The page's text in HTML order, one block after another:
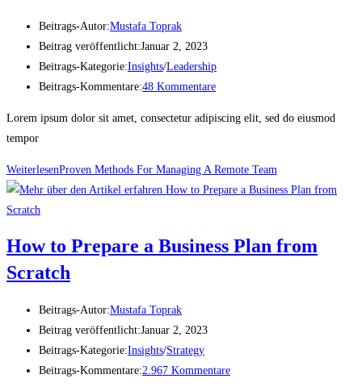
Beitrags-Autor:Mustafa Toprak
Beitrag veröffentlicht:Januar 2, 2023
Beitrags-Kategorie:Insights/Leadership
Beitrags-Kommentare:48 Kommentare
Lorem ipsum dolor sit amet, consectetur adipiscing elit, sed do eiusmod
tempor
WeiterlesenProven Methods For Managing A Remote Team
How to Prepare a Business Plan from
Scratch
Beitrags-Autor:Mustafa Toprak
Beitrag veröffentlicht:Januar 2, 2023
Beitrags-Kategorie:Insights/Strategy
Beitrags-Kommentare:2.967 Kommentare